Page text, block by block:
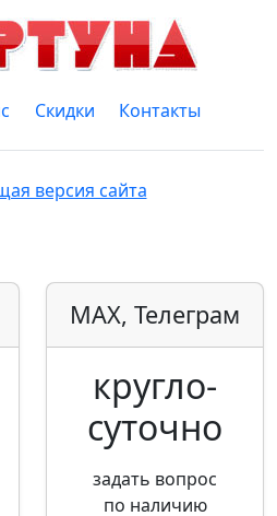
Скидки Контакты
версия сайта
MAX, Телеграм
кругло­
суточно
задать вопрос
по наличию